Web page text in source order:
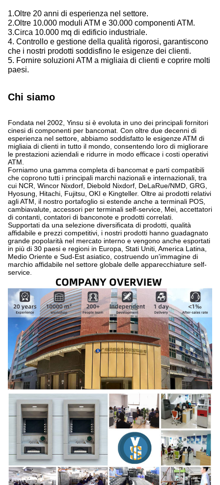
1.Oltre 20 anni di esperienza nel settore.
2.Oltre 10.000 moduli ATM e 30.000 componenti ATM.
3.Circa 10.000 mq di edificio industriale.
4. Controllo e gestione della qualità rigorosi, garantiscono
che i nostri prodotti soddisfino le esigenze dei clienti.
5. Fornire soluzioni ATM a migliaia di clienti e coprire molti
paesi.
Chi siamo
Fondata nel 2002, Yinsu si è evoluta in uno dei principali fornitori
cinesi di componenti per bancomat. Con oltre due decenni di
esperienza nel settore, abbiamo soddisfatto le esigenze ATM di
migliaia di clienti in tutto il mondo, consentendo loro di migliorare
le prestazioni aziendali e ridurre in modo efficace i costi operativi
ATM.
Forniamo una gamma completa di bancomat e parti compatibili
che coprono tutti i principali marchi nazionali e internazionali, tra
cui NCR, Wincor Nixdorf, Diebold Nixdorf, DeLaRue/NMD, GRG,
Hyosung, Hitachi, Fujitsu, OKI e Kingteller. Oltre ai prodotti relativi
agli ATM, il nostro portafoglio si estende anche a terminali POS,
cambiavalute, accessori per terminali self-service, Mei, accettatori
di contanti, contatori di banconote e prodotti correlati.
Supportati da una selezione diversificata di prodotti, qualità
affidabile e prezzi competitivi, i nostri prodotti hanno guadagnato
grande popolarità nel mercato interno e vengono anche esportati
in più di 30 paesi e regioni in Europa, Stati Uniti, America Latina,
Medio Oriente e Sud-Est asiatico, costruendo un'immagine di
marchio affidabile nel settore globale delle apparecchiature self-
service.